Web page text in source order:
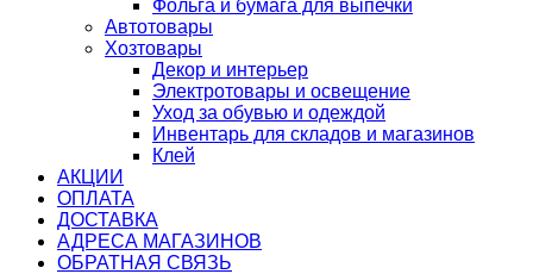
Фольга и бумага для выпечки
Автотовары
Хозтовары
Декор и интерьер
Электротовары и освещение
Уход за обувью и одеждой
Инвентарь для складов и магазинов
Клей
АКЦИИ
ОПЛАТА
ДОСТАВКА
АДРЕСА МАГАЗИНОВ
ОБРАТНАЯ СВЯЗЬ